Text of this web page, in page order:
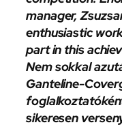
manager,
enthusiastic
part in this
Nem sokkal
Ganteline-
sikeresen